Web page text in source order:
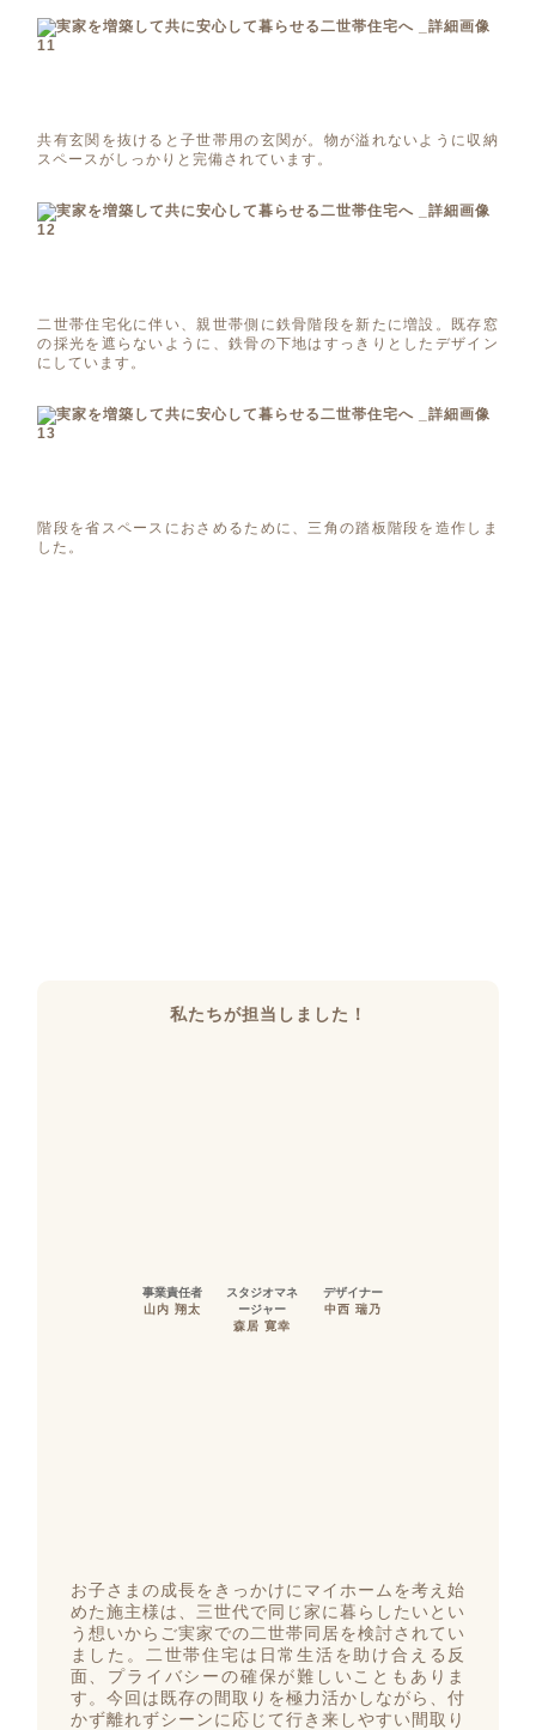
共有玄関を抜けると子世帯用の玄関が。物が溢れないように収納
スペースがしっかりと完備されています。
二世帯住宅化に伴い、親世帯側に鉄骨階段を新たに増設。既存窓
の採光を遮らないように、鉄骨の下地はすっきりとしたデザイン
にしています。
階段を省スペースにおさめるために、三角の踏板階段を造作しま
した。
私たちが担当しました！
事業責任者
山内 翔太
スタジオマネ
ージャー
森居 寛幸
デザイナー
中西 瑞乃
お子さまの成長をきっかけにマイホームを考え始
めた施主様は、三世代で同じ家に暮らしたいとい
う想いからご実家での二世帯同居を検討されてい
ました。二世帯住宅は日常生活を助け合える反
面、プライバシーの確保が難しいこともありま
す。今回は既存の間取りを極力活かしながら、付
かず離れずシーンに応じて行き来しやすい間取り